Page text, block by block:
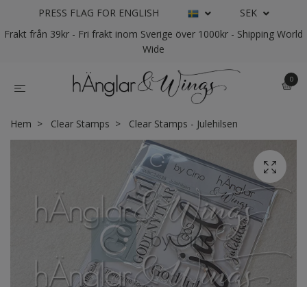
PRESS FLAG FOR ENGLISH
SEK
Frakt från 39kr - Fri frakt inom Sverige över 1000kr - Shipping World
Wide
0
Hem Clear Stamps Clear Stamps - Julehilsen